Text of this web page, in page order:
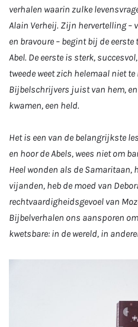
verhalen waarin zulke
Alain Verheij. Zijn hervertelling –
en bravoure – begint bij de eerste
Abel. De eerste is sterk,
tweede weet zich helemaal niet
Bijbelschrijvers juist van hem,
kwamen, een held.
Het is een van de belangrijkste
en hoor de Abels, wees niet om
Heel wonden als de Samaritaan,
vijanden, heb de moed van
rechtvaardigheidsgevoel van
Bijbelverhalen ons aansporen
kwetsbare: in de wereld, in